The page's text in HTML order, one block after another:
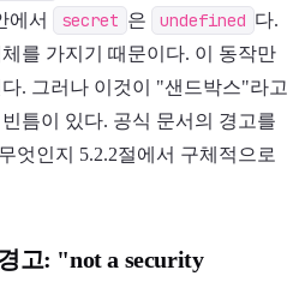
에서 secret 은 undefined 다.
를 가지기 때문이다. 이 동작만
. 그러나 이것이 "샌드박스"라고
틈이 있다. 공식 문서의 경고를
엇인지 5.2.2절에서 구체적으로
고: "not a security